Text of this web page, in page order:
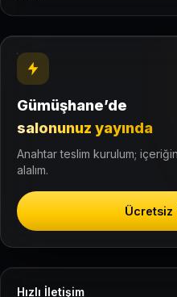
Gümüşhane’de
salonunuz yayında
Anahtar teslim kurulum;
alalım.
Ücretsiz
Hızlı İletişim